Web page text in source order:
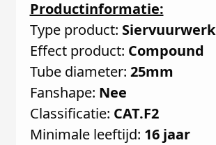
Productinformatie:
Type product: Siervuurwerk
Effect product: Compound
Tube diameter: 25mm
Fanshape: Nee
Classificatie: CAT.F2
Minimale leeftijd: 16 jaar